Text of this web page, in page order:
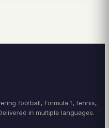
football, Formula 1, tennis,
in multiple languages.